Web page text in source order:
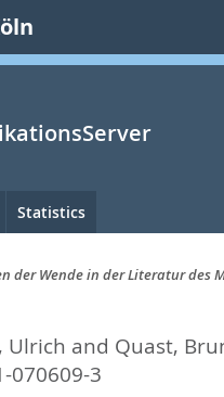
Statistics
der Wende in der Literatur des
Ulrich and Quast,
070609-3